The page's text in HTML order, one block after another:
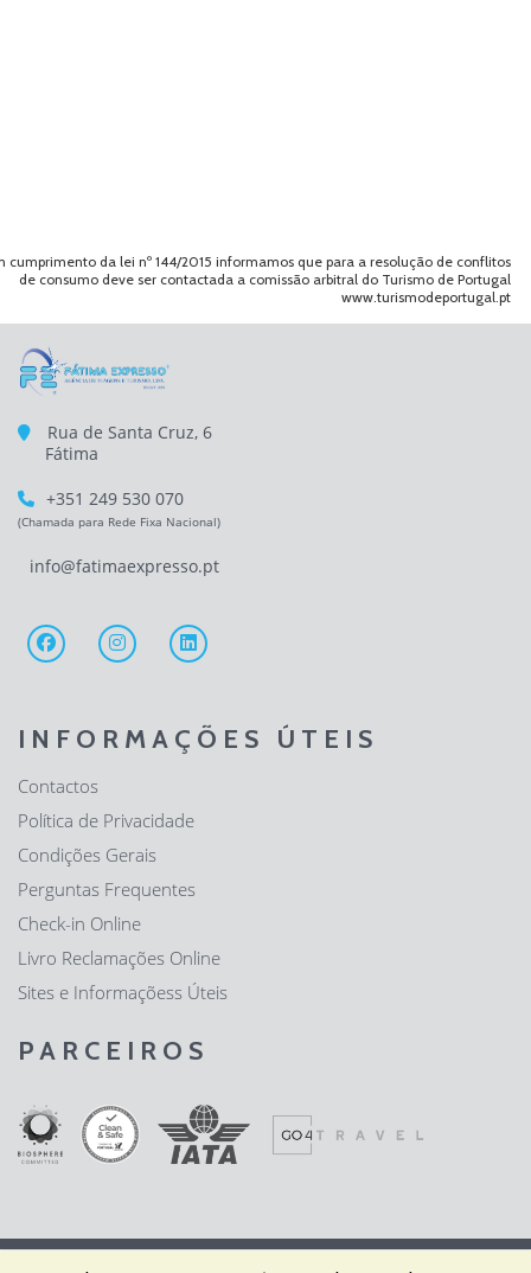
cumprimento da lei nº 144/2015 informamos que para a resolução de conflitos
de consumo deve ser contactada a comissão arbitral do Turismo de Portugal
www.turismodeportugal.pt
Rua de Santa Cruz, 6
Fátima
+351 249 530 070
(Chamada para Rede Fixa Nacional)
info@fatimaexpresso.pt
INFORMAÇÕES ÚTEIS
Contactos
Política de Privacidade
Condições Gerais
Perguntas Frequentes
Check-in Online
Livro Reclamações Online
Sites e Informaçõess Úteis
PARCEIROS